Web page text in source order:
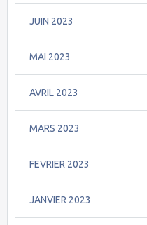
JUIN 2023
MAI 2023
AVRIL 2023
MARS 2023
FEVRIER 2023
JANVIER 2023